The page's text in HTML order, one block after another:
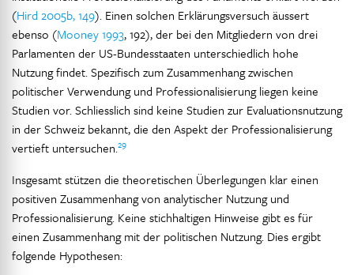
(Hird 2005b, 149). Einen solchen Erklärungsversuch äussert
ebenso (Mooney 1993, 192), der bei den Mitgliedern von drei
Parlamenten der US-Bundesstaaten unterschiedlich hohe
Nutzung findet. Spezifisch zum Zusammenhang zwischen
politischer Verwendung und Professionalisierung liegen keine
Studien vor. Schliesslich sind keine Studien zur Evaluationsnutzung
in der Schweiz bekannt, die den Aspekt der Professionalisierung
vertieft untersuchen.29
Insgesamt stützen die theoretischen Überlegungen klar einen
positiven Zusammenhang von analytischer Nutzung und
Professionalisierung. Keine stichhaltigen Hinweise gibt es für
einen Zusammenhang mit der politischen Nutzung. Dies ergibt
folgende Hypothesen: